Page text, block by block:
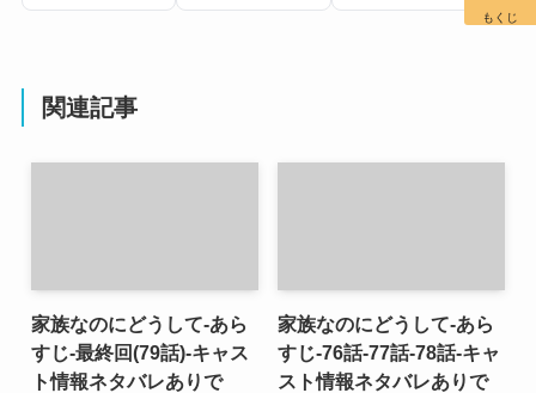
関連記事
家族なのにどうして-あら
すじ-最終回(79話)-キャス
ト情報ネタバレありで
家族なのにどうして-あら
すじ-76話-77話-78話-キャ
スト情報ネタバレありで
もくじ